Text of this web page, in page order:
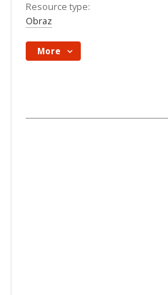
Resource type:
Obraz
More